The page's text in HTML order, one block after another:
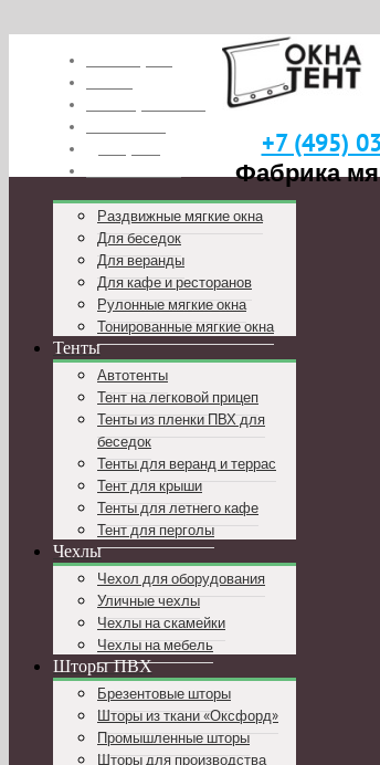
+7 (495)
Фабрика
Раздвижные мягкие окна
Для беседок
Для веранды
Для кафе и ресторанов
Рулонные мягкие окна
Тонированные мягкие окна
Тенты
Автотенты
Тент на легковой прицеп
Тенты из пленки ПВХ для
беседок
Тенты для веранд и террас
Тент для крыши
Тенты для летнего кафе
Тент для перголы
Чехлы
Чехол для оборудования
Уличные чехлы
Чехлы на скамейки
Чехлы на мебель
Шторы ПВХ
Брезентовые шторы
Шторы из ткани «Оксфорд»
Промышленные шторы
Шторы для производства